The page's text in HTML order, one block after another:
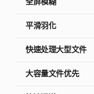
平滑羽化
快速处理大型文件
大容量文件优先